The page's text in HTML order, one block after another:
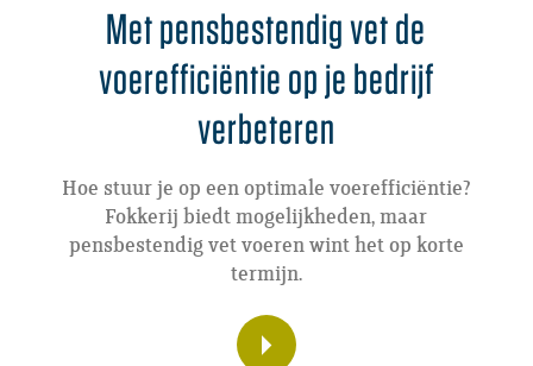
Met pensbestendig vet de
voerefficiëntie op je bedrijf
verbeteren
Hoe stuur je op een optimale voerefficiëntie?
Fokkerij biedt mogelijkheden, maar
pensbestendig vet voeren wint het op korte
termijn.